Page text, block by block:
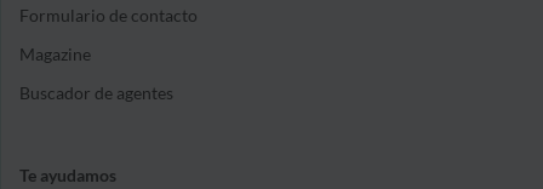
Formulario de contacto
Magazine
Buscador de agentes
Te ayudamos